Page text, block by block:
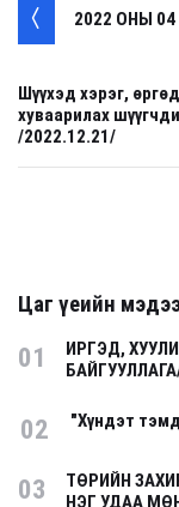
2022 ОНЫ
Шүүхэд хэрэг,
хуваарилах
/2022.12.21/
Цаг үеийн
01
ИРГЭД,
02 "Хүндэт
03
ТӨРИЙН
НЭГ УДАА